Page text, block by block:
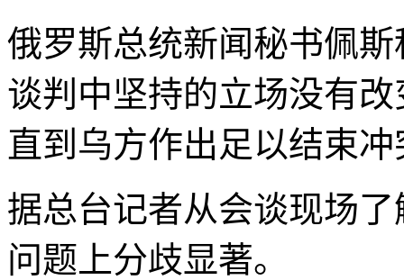
俄罗斯总统新闻秘书佩
谈判中坚持的立场没有
直到乌方作出足以结束
据总台记者从会谈现场
问题上分歧显著。